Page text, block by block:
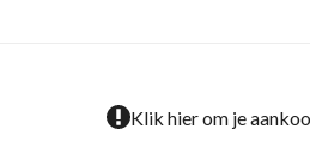
Klik hier om je